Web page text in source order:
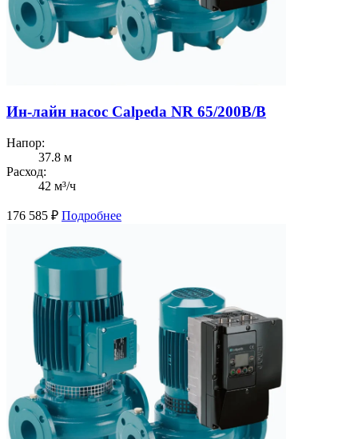
Ин-лайн насос Calpeda NR 65/200B/B
Напор:
37.8 м
Расход:
42 м³/ч
176 585 ₽ Подробнее